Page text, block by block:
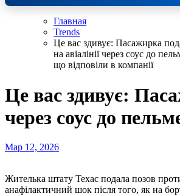
Главная
Trends
Це вас здивує: Пасажирка
на авіалінії через соус до
що відповіли в компанії
Це вас здивує:
через соус до
Мар 12, 2026
Жителька штату Техас подала позов проти авіакомпанії American Airlines, заявивши, що ледь пережила
анафілактичний шок після того, як на